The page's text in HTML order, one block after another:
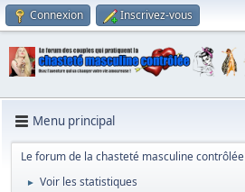
Connexion Inscrivez-vous
Menu principal
Le forum de la chasteté masculine contrôlée
► Voir les statistiques